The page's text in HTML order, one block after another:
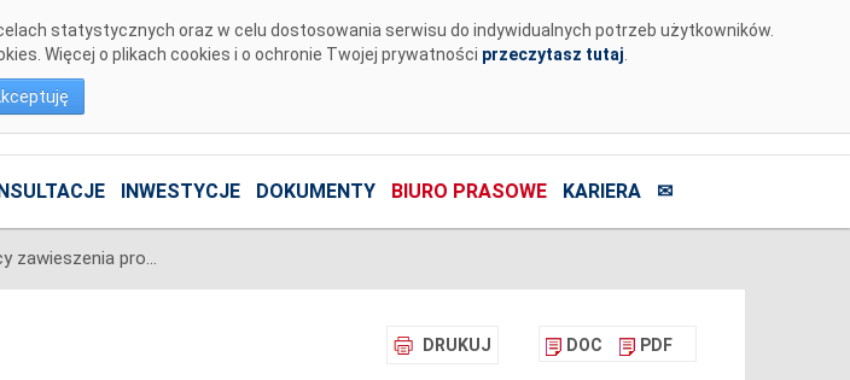
statystycznych oraz w celu dostosowania serwisu do indywidualnych potrzeb użytkowników.
Więcej o plikach cookies i o ochronie Twojej prywatności przeczytasz tutaj
INWESTYCJE DOKUMENTY BIURO PRASOWE KARIERA ✉
Komunikat OSP dotyczący zawieszenia procesu Jednolitego łączenia Rynków Dnia Bieżącego w dniu 25.03.2026.
DRUKUJ DOC PDF